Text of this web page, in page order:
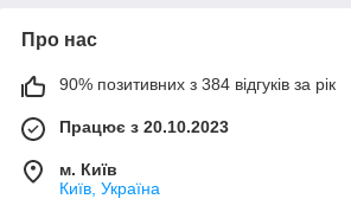
Про нас
90% позитивних з 384 відгуків за рік
Працює з 20.10.2023
м. Київ
Київ, Україна